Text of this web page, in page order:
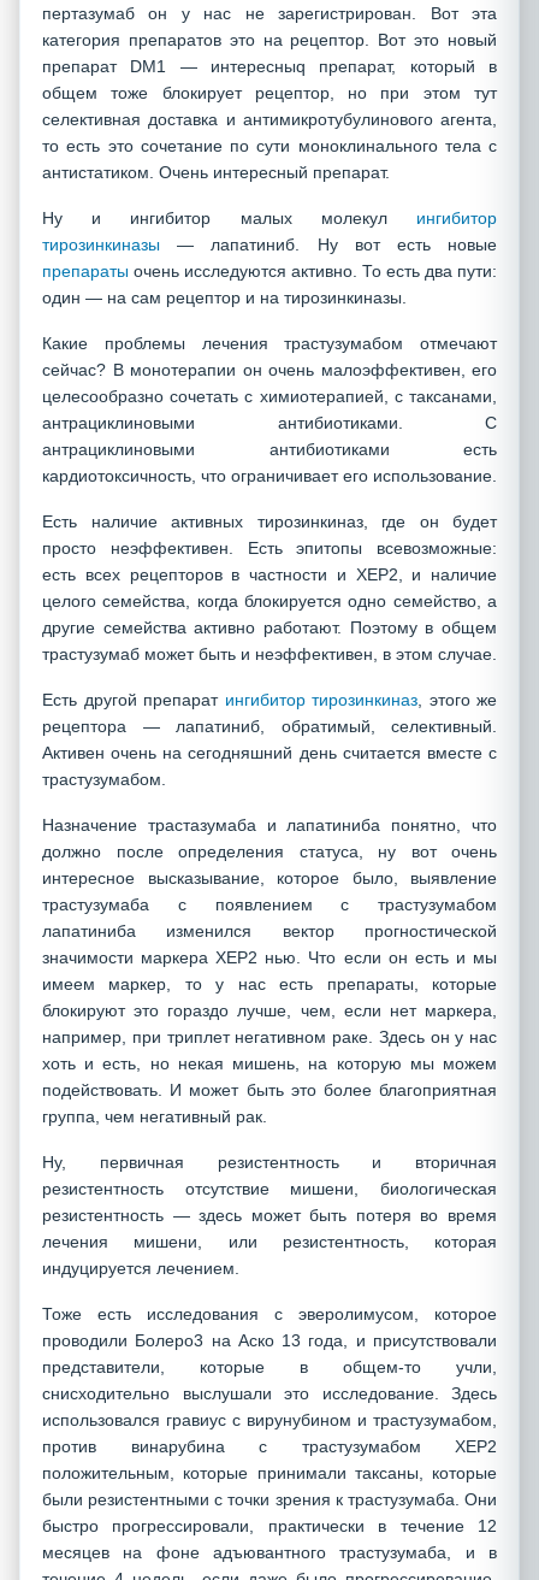
пертазумаб он у нас не зарегистрирован. Вот эта
категория препаратов это на рецептор. Вот это новый
препарат DM1 — интересныq препарат, который в
общем тоже блокирует рецептор, но при этом тут
селективная доставка и антимикротубулинового агента,
то есть это сочетание по сути моноклинального тела с
антистатиком. Очень интересный препарат.
Ну и ингибитор малых молекул ингибитор
тирозинкиназы — лапатиниб. Ну вот есть новые
препараты очень исследуются активно. То есть два пути:
один — на сам рецептор и на тирозинкиназы.
Какие проблемы лечения трастузумабом отмечают
сейчас? В монотерапии он очень малоэффективен, его
целесообразно сочетать с химиотерапией, с таксанами,
антрациклиновыми антибиотиками. С
антрациклиновыми антибиотиками есть
кардиотоксичность, что ограничивает его использование.
Есть наличие активных тирозинкиназ, где он будет
просто неэффективен. Есть эпитопы всевозможные:
есть всех рецепторов в частности и ХЕР2, и наличие
целого семейства, когда блокируется одно семейство, а
другие семейства активно работают. Поэтому в общем
трастузумаб может быть и неэффективен, в этом случае.
Есть другой препарат ингибитор тирозинкиназ , этого же
рецептора — лапатиниб, обратимый, селективный.
Активен очень на сегодняшний день считается вместе с
трастузумабом.
Назначение трастазумаба и лапатиниба понятно, что
должно после определения статуса, ну вот очень
интересное высказывание, которое было, выявление
трастузумаба с появлением с трастузумабом
лапатиниба изменился вектор прогностической
значимости маркера ХЕР2 нью. Что если он есть и мы
имеем маркер, то у нас есть препараты, которые
блокируют это гораздо лучше, чем, если нет маркера,
например, при триплет негативном раке. Здесь он у нас
хоть и есть, но некая мишень, на которую мы можем
подействовать. И может быть это более благоприятная
группа, чем негативный рак.
Ну, первичная резистентность и вторичная
резистентность отсутствие мишени, биологическая
резистентность — здесь может быть потеря во время
лечения мишени, или резистентность, которая
индуцируется лечением.
Тоже есть исследования с эверолимусом, которое
проводили Болеро3 на Аско 13 года, и присутствовали
представители, которые в общем-то учли,
снисходительно выслушали это исследование. Здесь
использовался гравиус с вирунубином и трастузумабом,
против винарубина с трастузумабом ХЕР2
положительным, которые принимали таксаны, которые
были резистентными с точки зрения к трастузумаба. Они
быстро прогрессировали, практически в течение 12
месяцев на фоне адъювантного трастузумаба, и в